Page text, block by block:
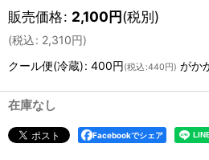
販売価格: 2,100円(税別)
(税込: 2,310円)
クール便(冷蔵): 400円(税込 :440円 ) がか
在庫なし
Facebookでシェア